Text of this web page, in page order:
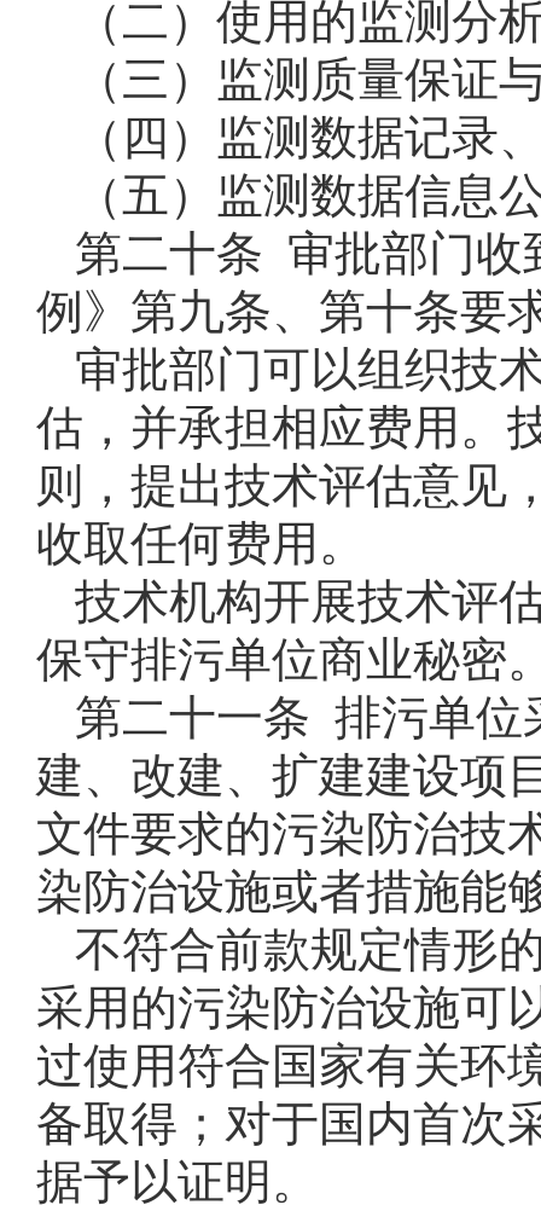
（二）使用的监测分
（三）监测质量保证
（四）监测数据记录
（五）监测数据信息
第二十条 审批部门收
例》第九条、第十条要
审批部门可以组织技
估，并承担相应费用。
则，提出技术评估意见
收取任何费用。
技术机构开展技术评
保守排污单位商业秘密
第二十一条 排污单位
建、改建、扩建建设项
文件要求的污染防治技
染防治设施或者措施能
不符合前款规定情形
采用的污染防治设施可
过使用符合国家有关环
备取得；对于国内首次
据予以证明。